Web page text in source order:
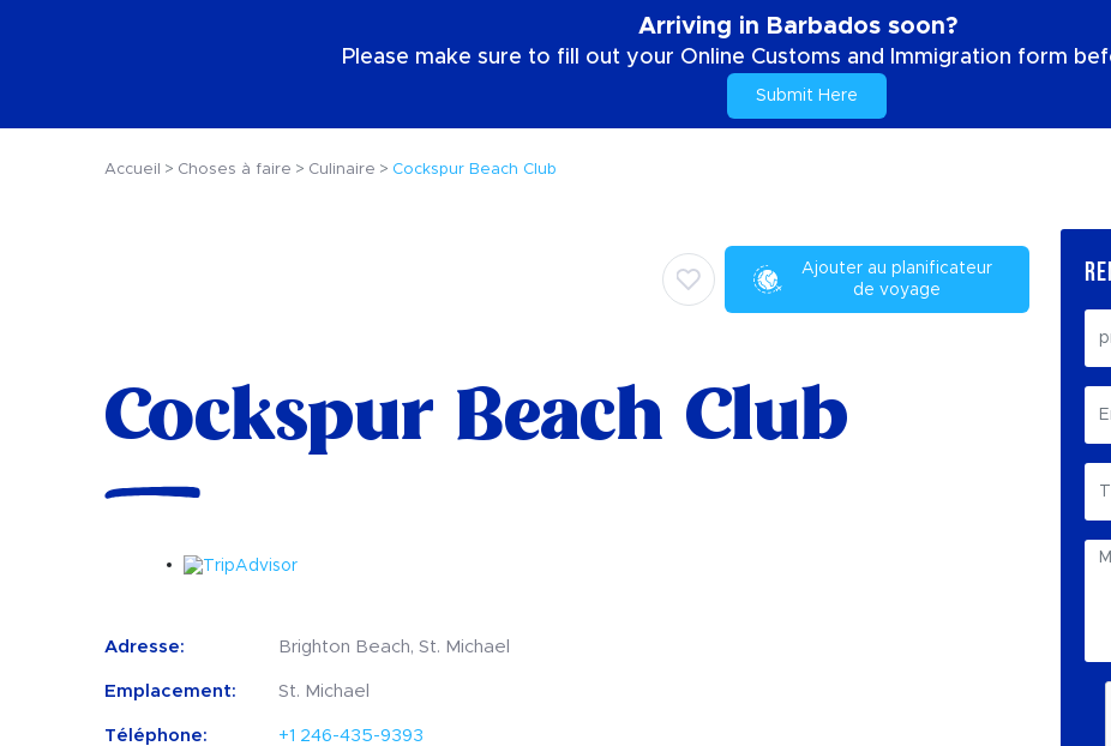
Arriving in Barbados soon?
Please make sure to fill out your Online Customs and Immigration form
Submit Here
Accueil Choses à faire Culinaire Cockspur Beach Club
Ajouter au planificateur
de voyage
Cockspur Beach Club
Adresse: Brighton Beach, St. Michael
Emplacement: St. Michael
Téléphone: +1 246-435-9393